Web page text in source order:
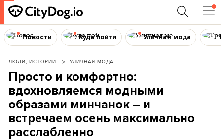
Новости Куда пойти Уличная мода
ЛЮДИ, ИСТОРИИ УЛИЧНАЯ МОДА
Просто и комфортно:
вдохновляемся модными
образами минчанок – и
встречаем осень максимально
расслабленно